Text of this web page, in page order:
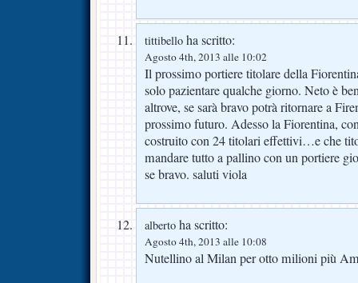
tittibello ha scritto:
Agosto 4th, 2013 alle 10:02
Il prossimo portiere titolare della
solo pazientare qualche giorno. Neto è
altrove, se sarà bravo potrà ritornare a
prossimo futuro. Adesso la Fiorentina,
costruito con 24 titolari effettivi…e che
mandare tutto a pallino con un portiere
se bravo. saluti viola
alberto ha scritto:
Agosto 4th, 2013 alle 10:08
Nutellino al Milan per otto milioni più